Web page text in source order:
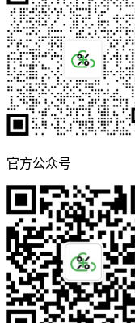
官方公众号